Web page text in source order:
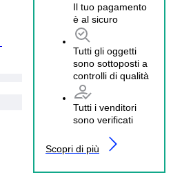
Il tuo pagamento
è al sicuro
Tutti gli oggetti
sono sottoposti a
controlli di qualità
Tutti i venditori
sono verificati
Scopri di più